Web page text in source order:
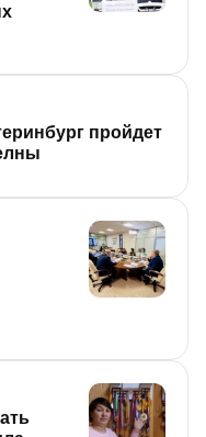
пройдет